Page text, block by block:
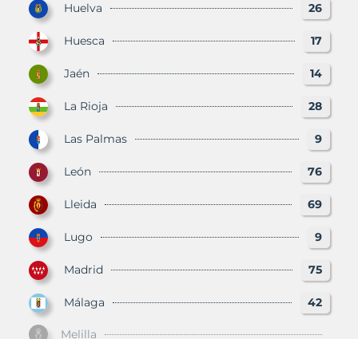
Huelva 26
Huesca 17
Jaén 14
La Rioja 28
Las Palmas 9
León 76
Lleida 69
Lugo 9
Madrid 75
Málaga 42
Melilla